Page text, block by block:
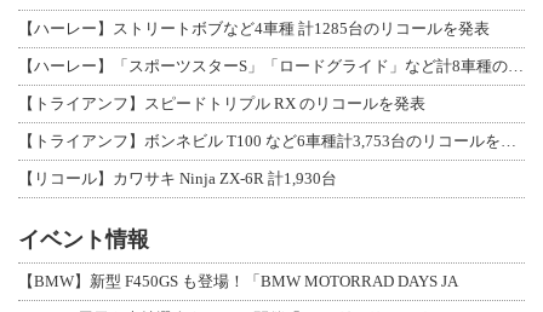
【ハーレー】ストリートボブなど4車種 計1285台のリコールを発表
【トライアンフ】スピードトリプル RX のリコールを発表
【リコール】カワサキ Ninja ZX-6R 計1,930台
イベント情報
【BMW】新型 F450GS も登場！「BMW MOTORRAD DAYS JA